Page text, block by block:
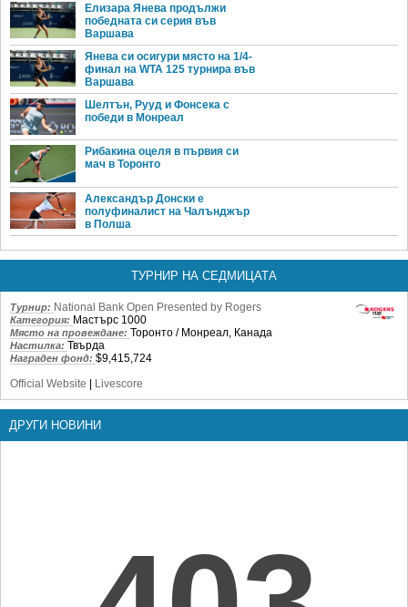
Елизара Янева продължи
победната си серия във
Варшава
Янева си осигури място на 1/4-
финал на WTA 125 турнира във
Варшава
Шелтън, Рууд и Фонсека с
победи в Монреал
Рибакина оцеля в първия си
мач в Торонто
Александър Донски е
полуфиналист на Чалънджър
в Полша
ТУРНИР НА СЕДМИЦАТА
Турнир: National Bank Open Presented by Rogers
Категория: Мастърс 1000
Място на провеждане: Торонто / Монреал, Канада
Настилка: Твърда
Награден фонд: $9,415,724
Official Website | Livescore
ДРУГИ НОВИНИ